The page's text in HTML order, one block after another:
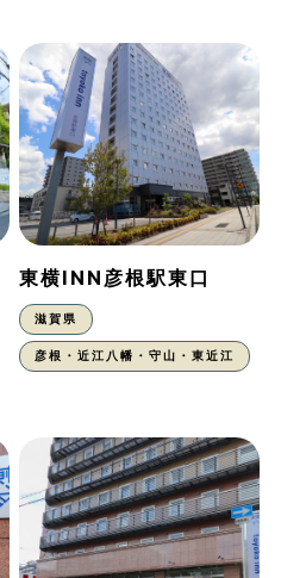
東横INN彦根駅東口
滋賀県
彦根・近江八幡・守山・東近江